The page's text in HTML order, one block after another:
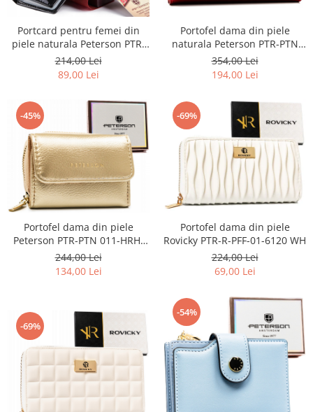
Portcard pentru femei din
piele naturala Peterson PTR-
PTN BC-103
214,00 Lei
89,00 Lei
Portofel dama din piele
naturala Peterson PTR-PTN
42100-SAF-7266 R
354,00 Lei
194,00 Lei
-45%
Portofel dama din piele
Peterson PTR-PTN 011-HRH-
5093 GOL
244,00 Lei
134,00 Lei
-69%
Portofel dama din piele
Rovicky PTR-R-PFF-01-6120 WH
224,00 Lei
69,00 Lei
-69%
-54%